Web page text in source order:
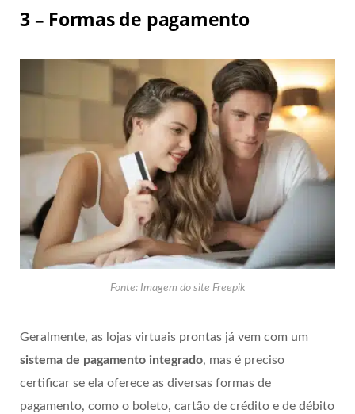
3 – Formas de pagamento
Fonte: Imagem do site Freepik
Geralmente, as lojas virtuais prontas já vem com um
sistema de pagamento integrado, mas é preciso
certificar se ela oferece as diversas formas de
pagamento, como o boleto, cartão de crédito e de débito